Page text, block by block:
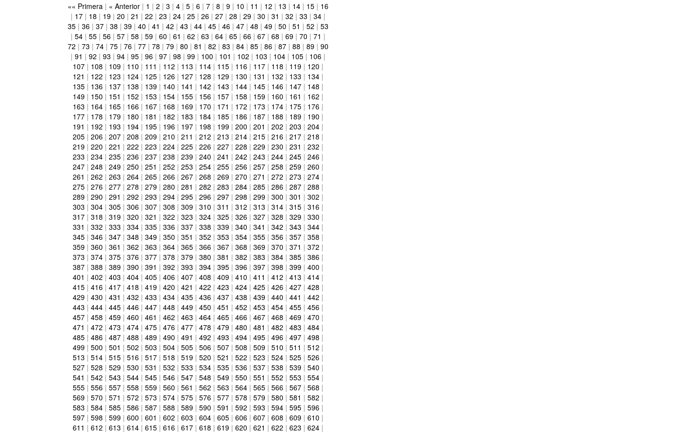
«« Primera | « Anterior| 1 | 2 | 3 | 4| 5| 6| 7| 8 | 9| 10 | 11 | 12 | 13 | 14| 15| 16
| 17| 18 | 19| 20 | 21 | 22 | 23 | 24| 25| 26| 27| 28 | 29| 30 | 31 | 32 | 33 | 34|
35| 36| 37| 38 | 39| 40 | 41 | 42 | 43 | 44| 45| 46| 47| 48 | 49| 50 | 51 | 52 | 53
| 54| 55| 56| 57| 58 | 59| 60 | 61 | 62 | 63 | 64| 65| 66| 67| 68 | 69| 70 | 71 |
72 | 73 | 74| 75| 76| 77| 78 | 79| 80 | 81 | 82 | 83 | 84| 85| 86| 87| 88 | 89| 90
| 91 | 92 | 93 | 94| 95| 96| 97| 98 | 99| 100 | 101 | 102 | 103 | 104| 105| 106|
107| 108 | 109| 110 | 111 | 112 | 113 | 114| 115| 116| 117| 118 | 119| 120 |
121 | 122 | 123 | 124| 125| 126| 127| 128 | 129| 130 | 131 | 132 | 133 | 134|
135| 136| 137| 138 | 139| 140 | 141 | 142 | 143 | 144| 145| 146| 147| 148 |
149| 150 | 151 | 152 | 153 | 154| 155| 156| 157| 158 | 159| 160 | 161 | 162 |
163 | 164| 165| 166| 167| 168 | 169| 170 | 171 | 172 | 173 | 174| 175| 176|
177| 178 | 179| 180 | 181 | 182 | 183 | 184| 185| 186| 187| 188 | 189| 190 |
191 | 192 | 193 | 194| 195| 196| 197| 198 | 199| 200 | 201 | 202 | 203 | 204|
205| 206| 207| 208 | 209| 210 | 211 | 212 | 213 | 214| 215| 216| 217| 218 |
219| 220 | 221 | 222 | 223 | 224| 225| 226| 227| 228 | 229| 230 | 231 | 232 |
233 | 234| 235| 236| 237| 238 | 239| 240 | 241 | 242 | 243 | 244| 245| 246|
247| 248 | 249| 250 | 251 | 252 | 253 | 254| 255| 256| 257| 258 | 259| 260 |
261 | 262 | 263 | 264| 265| 266| 267| 268 | 269| 270 | 271 | 272 | 273 | 274|
275| 276| 277| 278 | 279| 280 | 281 | 282 | 283 | 284| 285| 286| 287| 288 |
289| 290 | 291 | 292 | 293 | 294| 295| 296| 297| 298 | 299| 300 | 301 | 302 |
303 | 304| 305| 306| 307| 308 | 309| 310 | 311 | 312 | 313 | 314| 315| 316|
317| 318 | 319| 320 | 321 | 322 | 323 | 324| 325| 326| 327| 328 | 329| 330 |
331 | 332 | 333 | 334| 335| 336| 337| 338 | 339| 340 | 341 | 342 | 343 | 344|
345| 346| 347| 348 | 349| 350 | 351 | 352 | 353 | 354| 355| 356| 357| 358 |
359| 360 | 361 | 362 | 363 | 364| 365| 366| 367| 368 | 369| 370 | 371 | 372 |
373 | 374| 375| 376| 377| 378 | 379| 380 | 381 | 382 | 383 | 384| 385| 386|
387| 388 | 389| 390 | 391 | 392 | 393 | 394| 395| 396| 397| 398 | 399| 400 |
401 | 402 | 403 | 404| 405| 406| 407| 408 | 409| 410 | 411 | 412 | 413 | 414|
415| 416| 417| 418 | 419| 420 | 421 | 422 | 423 | 424| 425| 426| 427| 428 |
429| 430 | 431 | 432 | 433 | 434| 435| 436| 437| 438 | 439| 440 | 441 | 442 |
443 | 444| 445| 446| 447| 448 | 449| 450 | 451 | 452 | 453 | 454| 455| 456|
457| 458 | 459| 460 | 461 | 462 | 463 | 464| 465| 466| 467| 468 | 469| 470 |
471 | 472 | 473 | 474| 475| 476| 477| 478 | 479| 480 | 481 | 482 | 483 | 484|
485| 486| 487| 488 | 489| 490 | 491 | 492 | 493 | 494| 495| 496| 497| 498 |
499| 500 | 501 | 502 | 503 | 504| 505| 506| 507| 508 | 509| 510 | 511 | 512 |
513 | 514| 515| 516| 517| 518 | 519| 520 | 521 | 522 | 523 | 524| 525| 526|
527| 528 | 529| 530 | 531 | 532 | 533 | 534| 535| 536| 537| 538 | 539| 540 |
541 | 542 | 543 | 544| 545| 546| 547| 548 | 549| 550 | 551 | 552 | 553 | 554|
555| 556| 557| 558 | 559| 560 | 561 | 562 | 563 | 564| 565| 566| 567| 568 |
569| 570 | 571 | 572 | 573 | 574| 575| 576| 577| 578 | 579| 580 | 581 | 582 |
583 | 584| 585| 586| 587| 588 | 589| 590 | 591 | 592 | 593 | 594| 595| 596|
597| 598 | 599| 600 | 601 | 602 | 603 | 604| 605| 606| 607| 608 | 609| 610 |
611 | 612 | 613 | 614| 615| 616| 617| 618 | 619| 620 | 621 | 622 | 623 | 624|